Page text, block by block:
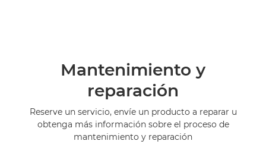
Mantenimiento y
reparación
Reserve un servicio, envíe un producto a reparar u
obtenga más información sobre el proceso de
mantenimiento y reparación